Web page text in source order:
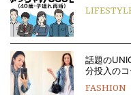
話題の
分投入の
FASHION